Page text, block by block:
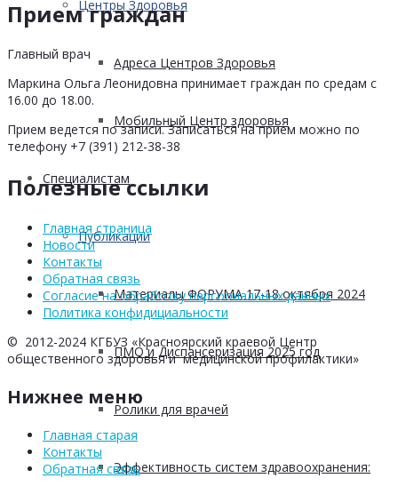
Центры Здоровья
Адреса Центров Здоровья
Мобильный Центр здоровья
Cпециалистам
Публикации
Материалы ФОРУМА 17-18 октября 2024
ПМО и Диспансеризация 2025 год
Ролики для врачей
Эффективность систем здравоохранения:
Прием граждан
Главный врач
Маркина Ольга Леонидовна принимает граждан по средам с
16.00 до 18.00.
Прием ведется по записи. Записаться на прием можно по
телефону +7 (391) 212-38-38
Полезные ссылки
Главная страница
Новости
Контакты
Обратная связь
Согласие на обработку персоональных данных
Политика конфидициальности
© 2012-2024 КГБУЗ «Красноярский краевой Центр
общественного здоровья и медицинской профилактики»
Нижнее меню
Главная старая
Контакты
Обратная связь